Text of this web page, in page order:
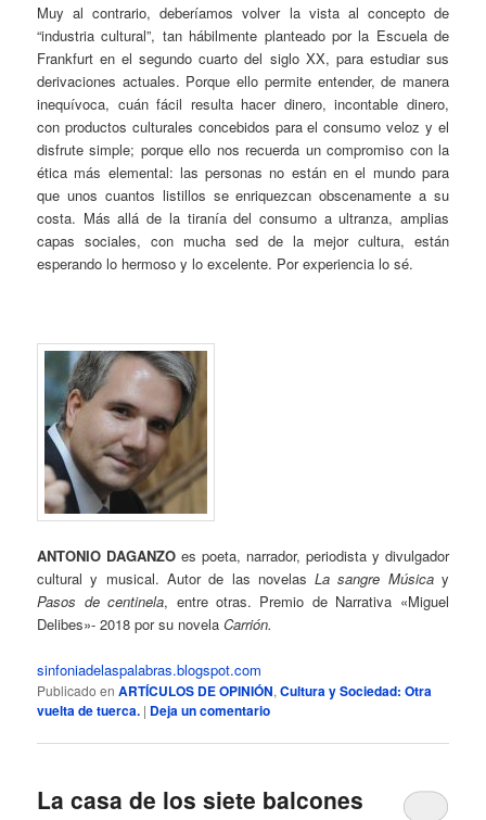
Muy al contrario, deberíamos volver la vista al concepto de
“industria cultural”, tan hábilmente planteado por la Escuela de
Frankfurt en el segundo cuarto del siglo XX, para estudiar sus
derivaciones actuales. Porque ello permite entender, de manera
inequívoca, cuán fácil resulta hacer dinero, incontable dinero,
con productos culturales concebidos para el consumo veloz y el
disfrute simple; porque ello nos recuerda un compromiso con la
ética más elemental: las personas no están en el mundo para
que unos cuantos listillos se enriquezcan obscenamente a su
costa. Más allá de la tiranía del consumo a ultranza, amplias
capas sociales, con mucha sed de la mejor cultura, están
esperando lo hermoso y lo excelente. Por experiencia lo sé.
ANTONIO DAGANZOes poeta, narrador, periodista y divulgador
cultural y musical. Autor de las novelasLa sangre Músicay
Pasos de centinela, entre otras. Premio de Narrativa «Miguel
Delibes»- 2018 por su novelaCarrión.
sinfoniadelaspalabras.blogspot.com
Publicado en ARTÍCULOS DE OPINIÓN,Cultura y Sociedad: Otra
vuelta de tuerca. | Deja un comentario
La casa de los siete balcones